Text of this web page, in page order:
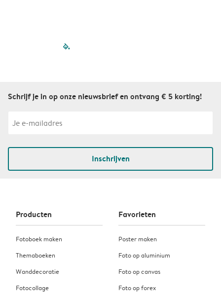
filled-pagination
Schrijf je in op onze nieuwsbrief en ontvang € 5 korting!
Inschrijven
Producten
Fotoboek maken
Themaboeken
Wanddecoratie
Fotocollage
Favorieten
Poster maken
Foto op aluminium
Foto op canvas
Foto op forex